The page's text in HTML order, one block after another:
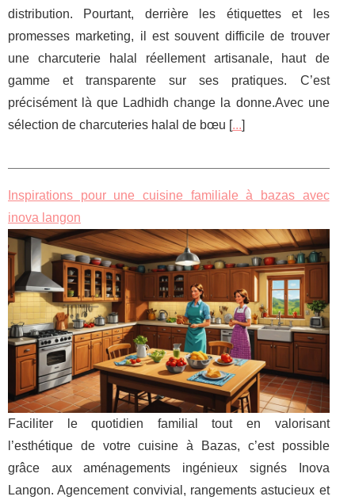
distribution. Pourtant, derrière les étiquettes et les
promesses marketing, il est souvent difficile de trouver
une charcuterie halal réellement artisanale, haut de
gamme et transparente sur ses pratiques. C’est
précisément là que Ladhidh change la donne.Avec une
sélection de charcuteries halal de bœu [...]
Inspirations pour une cuisine familiale à bazas avec
inova langon
Faciliter le quotidien familial tout en valorisant
l’esthétique de votre cuisine à Bazas, c’est possible
grâce aux aménagements ingénieux signés Inova
Langon. Agencement convivial, rangements astucieux et